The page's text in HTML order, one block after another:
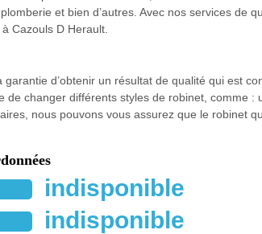
et bien d’autres. Avec nos services de
Cazouls D Herault.
d’obtenir un résultat de qualité qui est
changer différents styles de robinet, comme :
nous pouvons vous assurez que le robinet
indisponible
indisponible